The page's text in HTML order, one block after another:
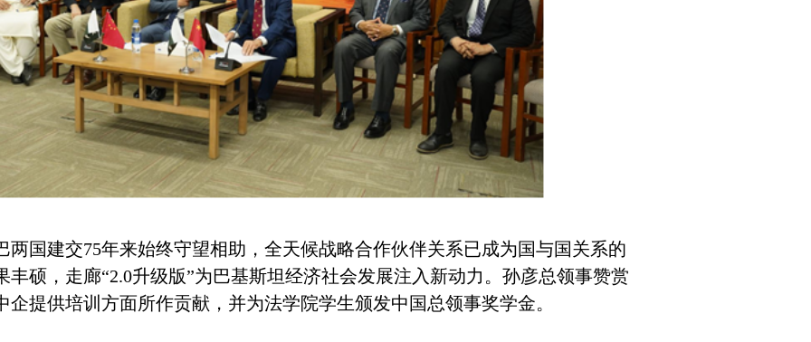
建交75年来始终守望相助，全天候战略合作伙伴关系已成为国与国关系的
硕，走廊“2.0升级版”为巴基斯坦经济社会发展注入新动力。孙彦总领事赞赏
提供培训方面所作贡献，并为法学院学生颁发中国总领事奖学金。